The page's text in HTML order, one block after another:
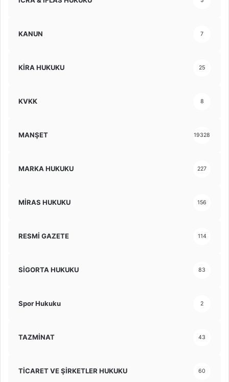
KANUN 7
KİRA HUKUKU 25
KVKK 8
MANŞET 19328
MARKA HUKUKU 227
MİRAS HUKUKU 156
RESMİ GAZETE 114
SİGORTA HUKUKU 83
Spor Hukuku 2
TAZMİNAT 43
TİCARET VE ŞİRKETLER HUKUKU 60